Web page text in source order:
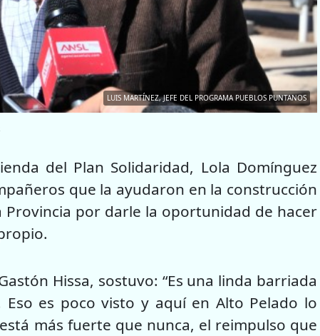
LUIS MARTÍNEZ, JEFE DEL PROGRAMA PUEBLOS PUNTANOS
del Plan Solidaridad, Lola Domínguez
que la ayudaron en la construcción
por darle la oportunidad de hacer
Hissa, sostuvo: “Es una linda barriada
es poco visto y aquí en Alto Pelado lo
más fuerte que nunca, el reimpulso que